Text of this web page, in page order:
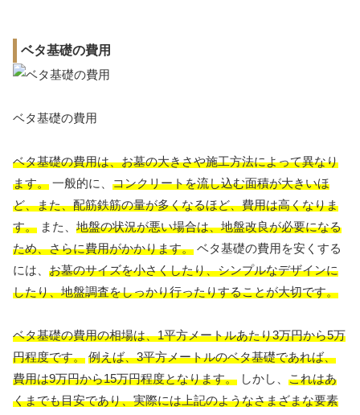
ベタ基礎の費用
ベタ基礎の費用
ベタ基礎の費用は、お墓の大きさや施工方法によって異なり
ます。 一般的に、 コンクリートを流し込む面積が大きいほ
ど、また、配筋鉄筋の量が多くなるほど、費用は高くなりま
す。 また、 地盤の状況が悪い場合は、地盤改良が必要になる
ため、さらに費用がかかります。 ベタ基礎の費用を安くする
には、 お墓のサイズを小さくしたり、シンプルなデザインに
したり、地盤調査をしっかり行ったりすることが大切です。
ベタ基礎の費用の相場は、1平方メートルあたり3万円から5万
円程度です。 例えば、3平方メートルのベタ基礎であれば、
費用は9万円から15万円程度となります。 しかし、 これはあ
くまでも目安であり、実際には上記のようなさまざまな要素